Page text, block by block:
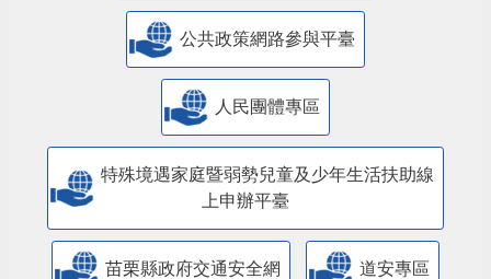
公共政策網路參與平臺
人民團體專區
特殊境遇家庭暨弱勢兒童及少年生活扶助線
上申辦平臺
苗栗縣政府交通安全網 道安專區